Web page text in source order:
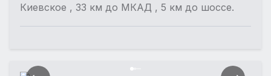
Киевское , 33 км до МКАД , 5 км до шоссе.